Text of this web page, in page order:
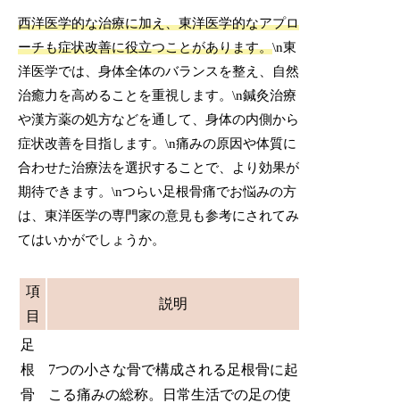
西洋医学的な治療に加え、東洋医学的なアプロ
ーチも症状改善に役立つことがあります。\n東
洋医学では、身体全体のバランスを整え、自然
治癒力を高めることを重視します。\n鍼灸治療
や漢方薬の処方などを通して、身体の内側から
症状改善を目指します。\n痛みの原因や体質に
合わせた治療法を選択することで、より効果が
期待できます。\nつらい足根骨痛でお悩みの方
は、東洋医学の専門家の意見も参考にされてみ
てはいかがでしょうか。
項
目
説明
足
根
骨
7つの小さな骨で構成される足根骨に起
こる痛みの総称。日常生活での足の使